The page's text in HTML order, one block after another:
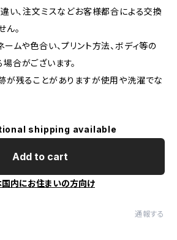
違い、注文ミスなどお客様都合による交換
ん。
ームや色合い、プリント方法、ボディ等の
合がございます。
が残ることがありますが使用や洗濯でな
shipping available
Add to cart
国内にお住まいの方向け
通報する